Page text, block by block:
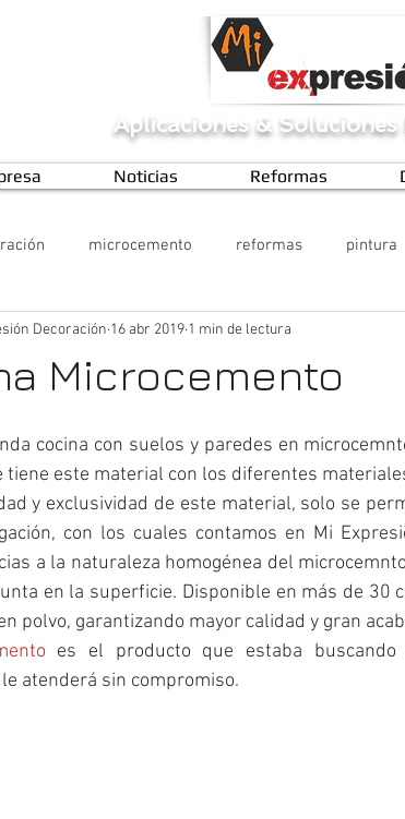
Aplicaciones & Soluciones
Noticias Reformas
microcemento reformas pintura
Microcemento
Decoración 16 abr 2019 1 min de lectura
cocina con suelos y paredes en
tiene este material con los diferentes
y exclusividad de este material, solo se
con los cuales contamos en Mi
a la naturaleza homogénea del
en la superficie. Disponible en más de 30
polvo, garantizando mayor calidad y gran
es el producto que estaba buscando
atenderá sin compromiso.